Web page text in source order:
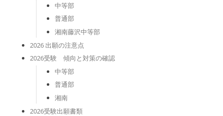
中等部
普通部
湘南藤沢中等部
2026 出願の注意点
2026受験 傾向と対策の確認
中等部
普通部
湘南
2026受験出願書類